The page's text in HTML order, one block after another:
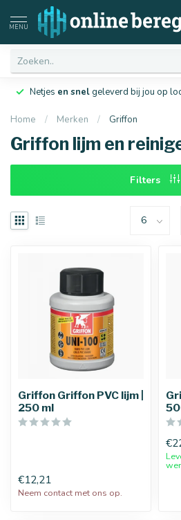
MENU
Netjes en snelgeleverd bij jou op
Home / Merken / Griffon
Griffon lijm en
Filters
Griffon Griffon PVC lijm |
250 ml
€12,21
Neem contact met ons op.
Afmetingen
16 mm